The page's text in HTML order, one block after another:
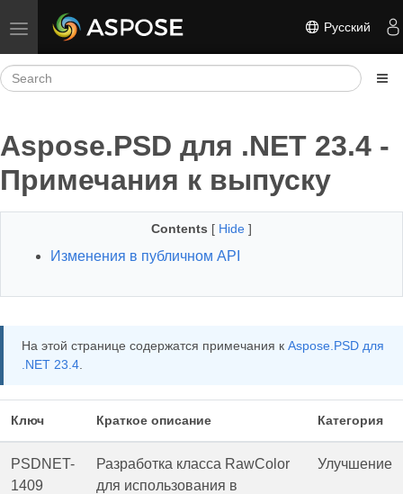
Toggle navigation Русский
Aspose.PSD для .NET 23.4 -
Примечания к выпуску
Contents [ Hide ]
Изменения в публичном API
На этой странице содержатся примечания к Aspose.PSD для
.NET 23.4
Ключ Краткое описание Категория
PSDNET-
1409
Разработка класса RawColor
для использования в
Улучшение